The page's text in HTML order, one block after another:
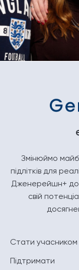
Змінюймо
підлітків для
Дженерейшн+
свій
Стати учасником
Підтримати